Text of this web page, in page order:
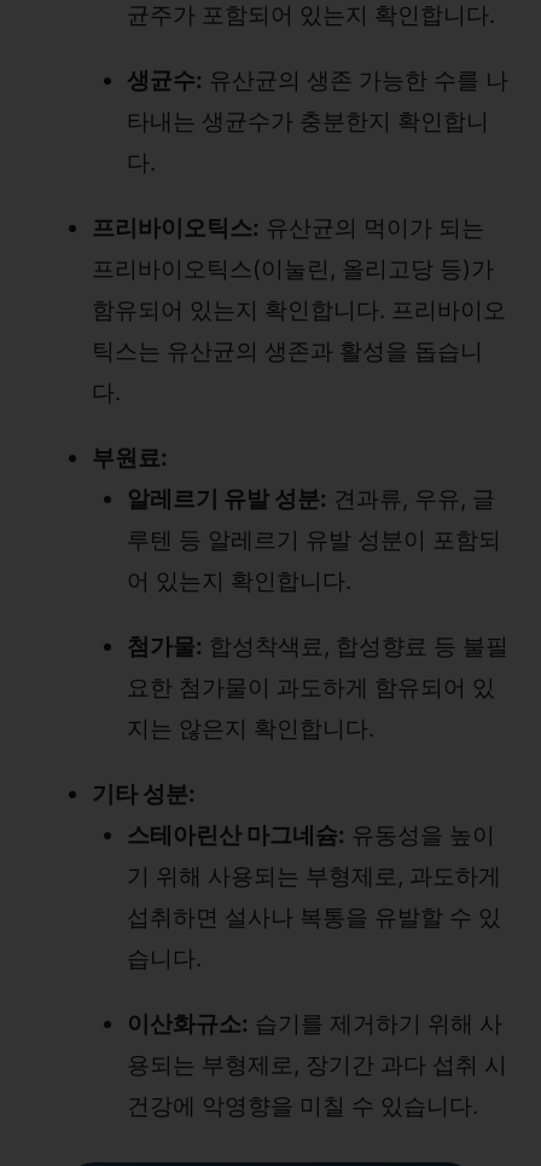
균주가 포함되어 있는지 확인합니다.
생균수: 유산균의 생존 가능한 수를 나
타내는 생균수가 충분한지 확인합니
다.
프리바이오틱스: 유산균의 먹이가 되는
프리바이오틱스(이눌린, 올리고당 등)가
함유되어 있는지 확인합니다. 프리바이오
틱스는 유산균의 생존과 활성을 돕습니
다.
부원료:
알레르기 유발 성분: 견과류, 우유, 글
루텐 등 알레르기 유발 성분이 포함되
어 있는지 확인합니다.
첨가물: 합성착색료, 합성향료 등 불필
요한 첨가물이 과도하게 함유되어 있
지는 않은지 확인합니다.
기타 성분:
스테아린산 마그네슘: 유동성을 높이
기 위해 사용되는 부형제로, 과도하게
섭취하면 설사나 복통을 유발할 수 있
습니다.
이산화규소: 습기를 제거하기 위해 사
용되는 부형제로, 장기간 과다 섭취 시
건강에 악영향을 미칠 수 있습니다.